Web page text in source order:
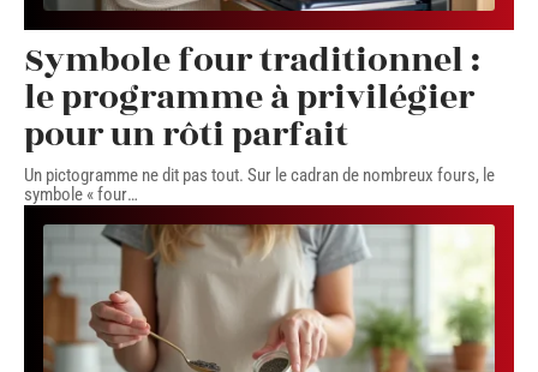
Symbole four traditionnel :
le programme à privilégier
pour un rôti parfait
Un pictogramme ne dit pas tout. Sur le cadran de nombreux fours, le
symbole « four…